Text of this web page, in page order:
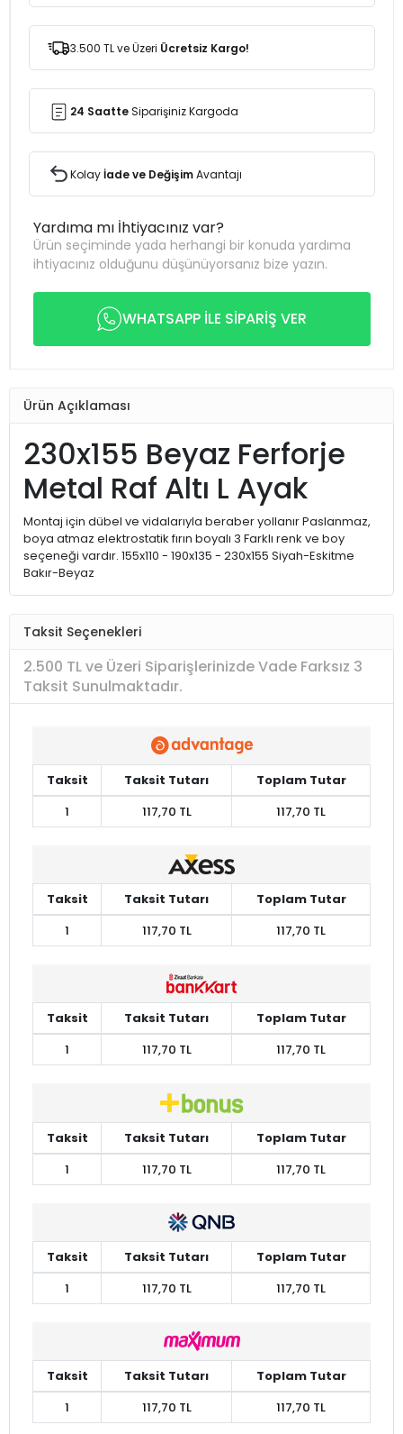
3.500 TL ve Üzeri Ücretsiz Kargo!
24 SaatteSiparişiniz Kargoda
Kolayİade ve DeğişimAvantajı
Yardıma mı İhtiyacınız var?
Ürün seçiminde yada herhangi bir konuda yardıma
ihtiyacınız olduğunu düşünüyorsanız bize yazın.
WHATSAPP İLE SİPARİŞ VER
Ürün Açıklaması
230x155 Beyaz Ferforje
Metal Raf Altı L Ayak
Montaj için dübel ve vidalarıyla beraber yollanır Paslanmaz,
boya atmaz elektrostatik fırın boyalı 3 Farklı renk ve boy
seçeneği vardır. 155x110 - 190x135 - 230x155 Siyah-Eskitme
Bakır-Beyaz
Taksit Seçenekleri
2.500 TL ve Üzeri Siparişlerinizde Vade Farksız 3
Taksit Sunulmaktadır.
Taksit Taksit Tutarı
Toplam Tutar
1
117,70 TL 117,70 TL
Taksit Taksit Tutarı
Toplam Tutar
1
117,70 TL 117,70 TL
Taksit Taksit Tutarı
Toplam Tutar
1
117,70 TL 117,70 TL
Taksit Taksit Tutarı
Toplam Tutar
1
117,70 TL 117,70 TL
Taksit Taksit Tutarı
Toplam Tutar
1
117,70 TL 117,70 TL
Taksit Taksit Tutarı
Toplam Tutar
1
117,70 TL 117,70 TL